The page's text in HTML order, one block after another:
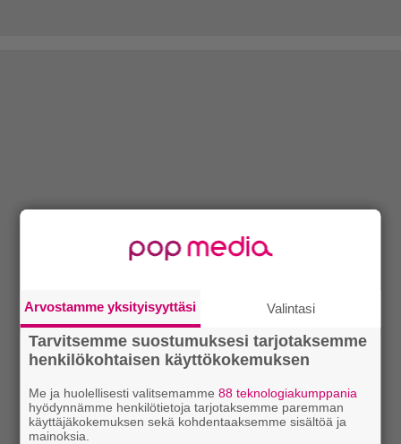
Arvostamme yksityisyyttäsi Valintasi
Tarvitsemme suostumuksesi tarjotaksemme
henkilökohtaisen käyttökokemuksen
Me ja huolellisesti valitsemamme88 teknologiakumppania
hyödynnämme henkilötietoja tarjotaksemme paremman
käyttäjäkokemuksen sekä kohdentaaksemme sisältöä ja
mainoksia.